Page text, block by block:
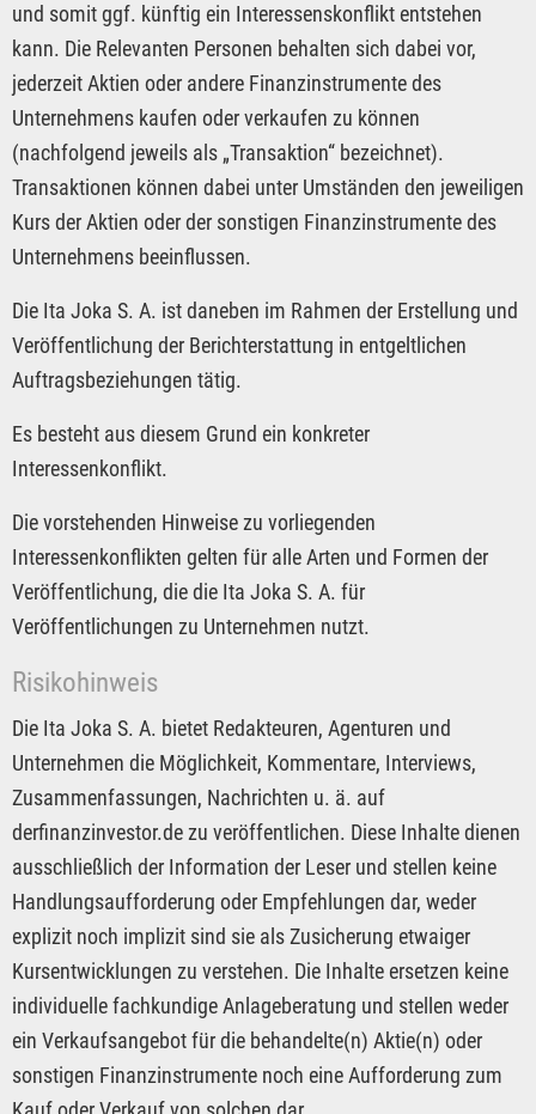
und somit ggf. künftig ein Interessenskonflikt entstehen
kann. Die Relevanten Personen behalten sich dabei vor,
jederzeit Aktien oder andere Finanzinstrumente des
Unternehmens kaufen oder verkaufen zu können
(nachfolgend jeweils als „Transaktion“ bezeichnet).
Transaktionen können dabei unter Umständen den jeweiligen
Kurs der Aktien oder der sonstigen Finanzinstrumente des
Unternehmens beeinflussen.
Die Ita Joka S. A. ist daneben im Rahmen der Erstellung und
Veröffentlichung der Berichterstattung in entgeltlichen
Auftragsbeziehungen tätig.
Es besteht aus diesem Grund ein konkreter
Interessenkonflikt.
Die vorstehenden Hinweise zu vorliegenden
Interessenkonflikten gelten für alle Arten und Formen der
Veröffentlichung, die die Ita Joka S. A. für
Veröffentlichungen zu Unternehmen nutzt.
Risikohinweis
Die Ita Joka S. A. bietet Redakteuren, Agenturen und
Unternehmen die Möglichkeit, Kommentare, Interviews,
Zusammenfassungen, Nachrichten u. ä. auf
derfinanzinvestor.de zu veröffentlichen. Diese Inhalte dienen
ausschließlich der Information der Leser und stellen keine
Handlungsaufforderung oder Empfehlungen dar, weder
explizit noch implizit sind sie als Zusicherung etwaiger
Kursentwicklungen zu verstehen. Die Inhalte ersetzen keine
individuelle fachkundige Anlageberatung und stellen weder
ein Verkaufsangebot für die behandelte(n) Aktie(n) oder
sonstigen Finanzinstrumente noch eine Aufforderung zum